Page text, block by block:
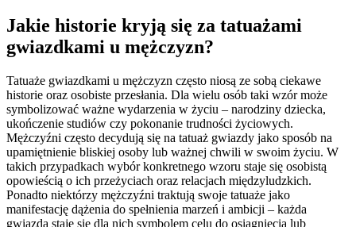
Jakie historie kryją się za tatuażami
gwiazdkami u mężczyzn?
Tatuaże gwiazdkami u mężczyzn często niosą ze sobą ciekawe
historie oraz osobiste przesłania. Dla wielu osób taki wzór może
symbolizować ważne wydarzenia w życiu – narodziny dziecka,
ukończenie studiów czy pokonanie trudności życiowych.
Mężczyźni często decydują się na tatuaż gwiazdy jako sposób na
upamiętnienie bliskiej osoby lub ważnej chwili w swoim życiu. W
takich przypadkach wybór konkretnego wzoru staje się osobistą
opowieścią o ich przeżyciach oraz relacjach międzyludzkich.
Ponadto niektórzy mężczyźni traktują swoje tatuaże jako
manifestację dążenia do spełnienia marzeń i ambicji – każda
gwiazda staje się dla nich symbolem celu do osiągnięcia lub